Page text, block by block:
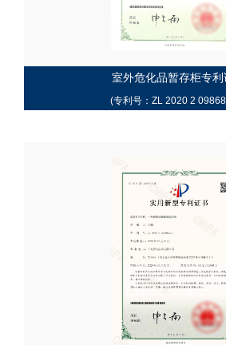
室外危化品暂存柜专利
(专利号：ZL 2020 2